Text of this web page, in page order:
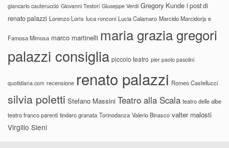
giancarlo cauteruccio Giovanni Testori Giuseppe Verdi Gregory Kunde i post di
renato palazzi Lorenzo Loris luca ronconi Lucia Calamaro Marcido Marcidorjs e
Famosa Mimosa marco martinelli maria grazia gregori
palazzi consiglia piccolo teatro pier paolo pasolini
quotidiana.com recensione renato palazzi Romeo Castellucci
silvia poletti Stefano Massini Teatro alla Scala teatro delle albe
teatro franco parenti tindaro granata Torinodanza Valerio Binasco valter malosti
Virgilio Sieni